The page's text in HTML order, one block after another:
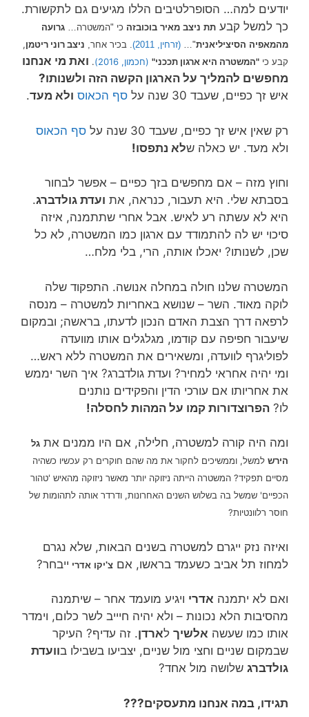
יודעים למה… הסופרלטיבים הללו מגיעים גם לתקשורת.
כך למשל קבע תת ניצב מאיר בוכובזה כי "המשטרה… גרועה
מהמאפיה הסיציליאנית"… (זרחין, 2011) . בכיר אחר, ניצב רוני ריטמן,
קבע כי "המשטרה היא ארגון תככני" (חכמון, 2016) . ואת מי אנחנו
מחפשים להמליך על הארגון הקשה הזה ולשנותו?
איש זך כפיים, שעבד 30 שנה על
סף הכאוס ולא מעד.
רק שאין איש זך כפיים, שעבד 30 שנה על
סף הכאוס
ולא מעד. יש כאלה שלא נתפסו!
וחוץ מזה – אם מחפשים בזך כפיים – אפשר לבחור
בסבתא שלי. היא תעבור, כנראה, את ועדת גולדברג.
היא לא עשתה רע לאיש. אבל אחרי שתתמנה, איזה
סיכוי יש לה להתמודד עם ארגון כמו המשטרה, לא כל
שכן, לשנותו? יאכלו אותה, הרי, בלי מלח…
המשטרה שלנו חולה במחלה אנושה. התפקוד שלה
לוקה מאוד. השר – שנושא באחריות למשטרה – מנסה
לרפאה דרך הצבת האדם הנכון לדעתו, בראשה; ובמקום
שיעבור חפיפה עם קודמו, מגלגלים אותו מוועדה
לפוליגרף לוועדה, ומשאירים את המשטרה ללא ראש…
ומי יהיה אחראי למחיר? ועדת גולדברג? איך השר יממש
את אחריותו אם עורכי הדין והפקידים נותנים
לו? הפרוצדורות קמו על המהות לחסלה!
ומה היה קורה למשטרה, חלילה, אם היו ממנים את גל
הירש למשל, וממשיכים לחקור את מה שהם חוקרים רק עכשיו כשהיה
מסיים תפקיד? המשטרה הייתה ניזוקה יותר מאשר ניזוקה מהאיש 'טהור
הכפיים' שמשל בה בשלוש השנים האחרונות, ודרדר אותה לתהומות של
חוסר רלוונטיות?
ואיזה נזק ייגרם למשטרה בשנים הבאות, שלא נגרם
למחוז תל אביב כשעמד בראשו, אם צ'יקו אדרי ייבחר?
ואם לא יתמנה אדרי ויגיע מועמד אחר – שיתמנה
מהסיבות הלא נכונות – ולא יהיה חיייב לשר כלום, וימדר
אותו כמו שעשה אלשיך לארדן. זה עדיף? העיקר
שבמקום שניים וחצי מול שניים, יצביעו בשבילו בוועדת
גולדברג שלושה מול אחד?
תגידו, במה אנחנו מתעסקים???